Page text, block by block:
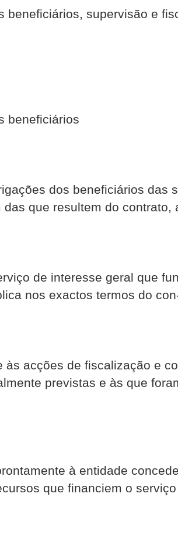
beneficiários, supervisão e
beneficiários
dos beneficiários das
das que resultem do contrato,
de interesse geral que
nos exactos termos do
às acções de fiscalização e
previstas e às que
à entidade
que financiem o